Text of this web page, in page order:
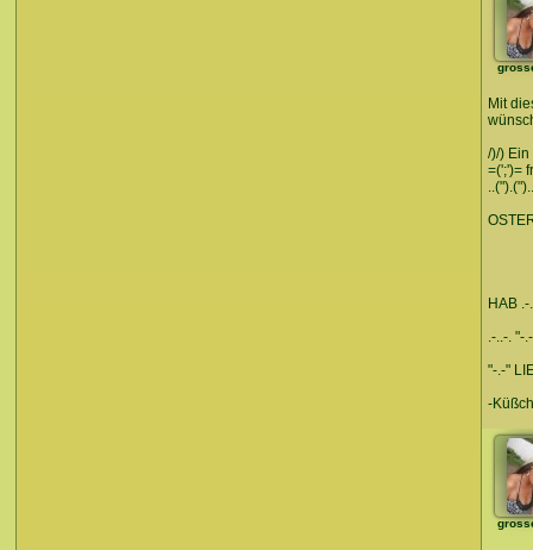
Mit
/)/) Ein
=(';')=
HAB
.-..-. "-
"-.-"
-